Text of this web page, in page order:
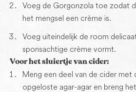
Voeg de Gorgonzola toe zodat
het mengsel een crème is.
Voeg uiteindelijk de room
sponsachtige crème vormt.
Voor het sluiertje van cider:
Meng een deel van de cider met
opgeloste agar-agar en breng